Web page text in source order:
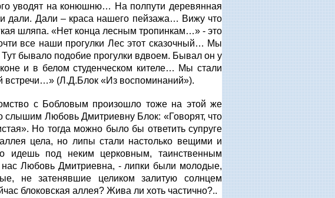
уводят на конюшню… На полпути деревянная
дали. Дали – краса нашего пейзажа… Вижу что
шляпа. «Нет конца лесным тропинкам…» - это
все наши прогулки Лес этот сказочный… Мы
бывало подобие прогулки вдвоем. Бывал он у
и в белом студенческом кителе… Мы стали
встречи…» (Л.Д.Блок «Из воспоминаний»).
с Бобловым произошло тоже на этой же
Любовь Дмитриевну Блок: «Говорят, что
Но тогда можно было бы ответить супруге
цела, но липы стали настолько вещими и
идешь под неким церковным, таинственным
Любовь Дмитриевна, - липки были молодые,
не затенявшие целиком залитую солнцем
блоковская аллея? Жива ли хоть частично?..